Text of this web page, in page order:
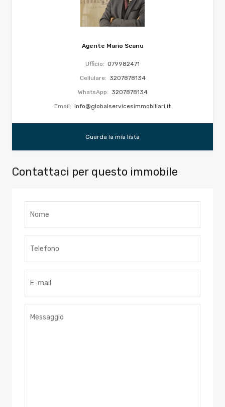
Agente Mario Scanu
Ufficio: 079982471
Cellulare: 3207878134
WhatsApp: 3207878134
Email: info@globalservicesimmobiliari.it
Guarda la mia lista
Contattaci per questo immobile